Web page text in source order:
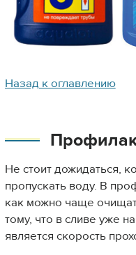
Назад к оглавлению
Не стоит дожидаться,
пропускать воду. В
как можно чаще
тому, что в сливе уже
является скорость